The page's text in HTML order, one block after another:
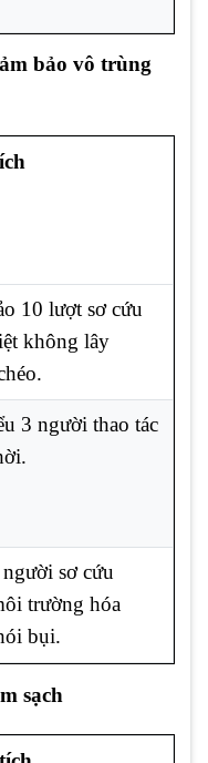
bảo vô trùng
10 lượt sơ cứu
không lây
3 người thao tác
sơ cứu
trường hóa
bụi.
sạch